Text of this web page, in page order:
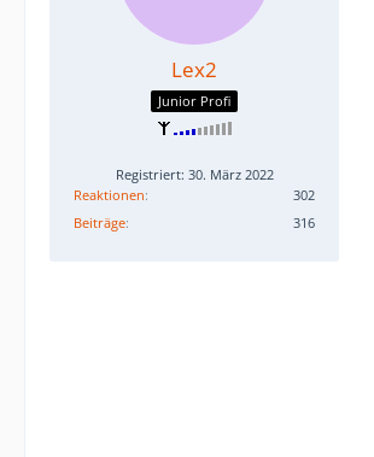
Lex2
Junior Profi
Registriert: 30. März 2022
Reaktionen
302
Beiträge
316